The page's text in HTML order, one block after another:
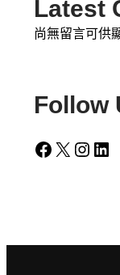
Latest
尚無留言可供
Follow
Facebook X Instagram LinkedIn